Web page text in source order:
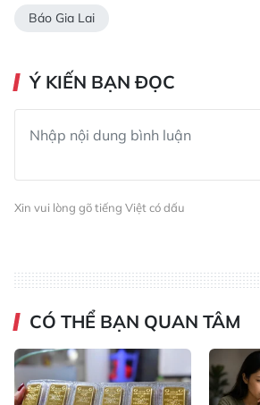
Báo Gia Lai
Ý KIẾN BẠN ĐỌC
Xin vui lòng gõ tiếng Việt có dấu
CÓ THỂ BẠN QUAN TÂM